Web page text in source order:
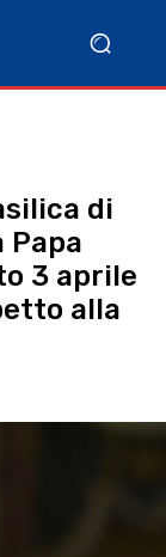
di
Papa
3 aprile
alla